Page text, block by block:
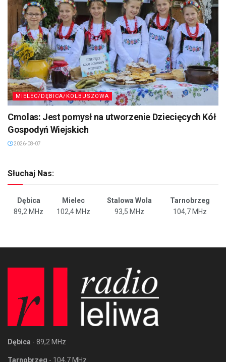
MIELEC/DĘBICA/KOLBUSZOWA
Cmolas: Jest pomysł na utworzenie Dziecięcych Kół
Gospodyń Wiejskich
2026-08-07
Słuchaj Nas:
Dębica Mielec Stalowa Wola
Tarnobrzeg
89,2 MHz
102,4 MHz 93,5 MHz 104,7 MHz
Dębica - 89,2 MHz
Tarnobrzeg - 104,7 MHz